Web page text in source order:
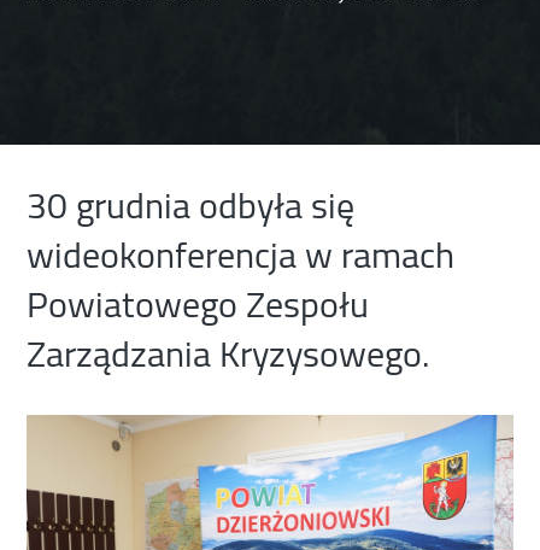
30 grudnia odbyła się
wideokonferencja w ramach
Powiatowego Zespołu
Zarządzania Kryzysowego.